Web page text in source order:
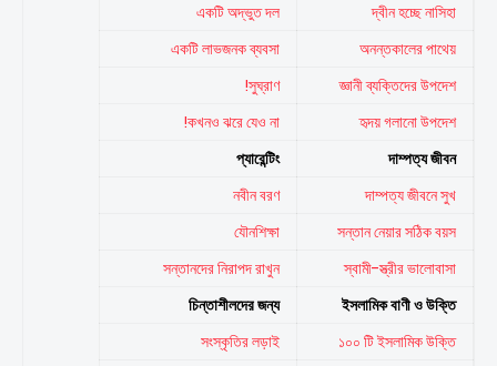
দ্বীন হচ্ছে নাসিহা
একটি অদ্ভুত দল
অনন্তকালের পাথেয়
একটি লাভজনক ব্যবসা
জ্ঞানী ব্যক্তিদের উপদেশ
সুঘ্রাণ!
হৃদয় গলানো উপদেশ
কখনও ঝরে যেও না!
দাম্পত্য জীবন
প্যারেন্টিং
দাম্পত্য জীবনে সুখ
নবীন বরণ
সন্তান নেয়ার সঠিক বয়স
যৌনশিক্ষা
স্বামী-স্ত্রীর ভালোবাসা
সন্তানদের নিরাপদ রাখুন
ইসলামিক বাণী ও উক্তি
চিন্তাশীলদের জন্য
১০০ টি ইসলামিক উক্তি
সংস্কৃতির লড়াই